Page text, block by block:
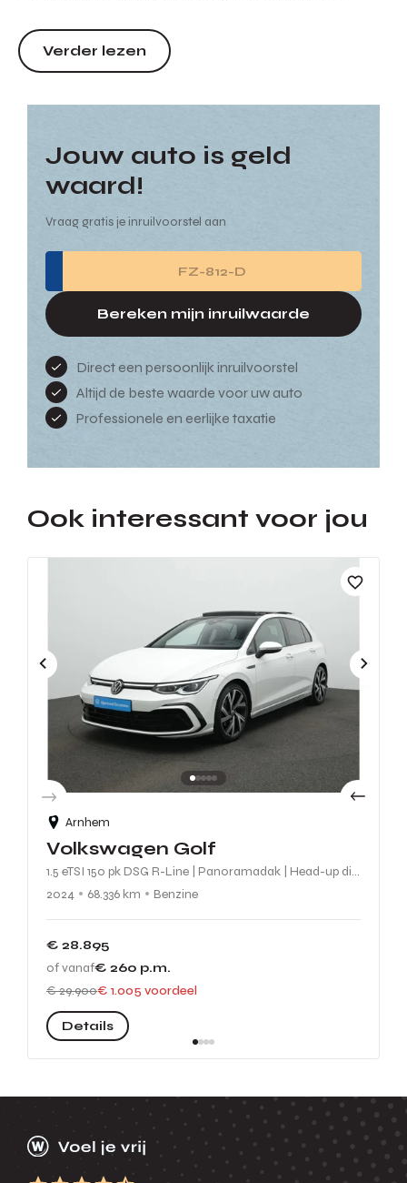
actueel mogelijk wordt weergegeven zijn wijzigin...
Verder lezen
Jouw auto is geld
waard!
Vraag gratis je inruilvoorstel aan
Bereken mijn inruilwaarde
Direct een persoonlijk inruilvoorstel
Altijd de beste waarde voor uw auto
Professionele en eerlijke taxatie
Ook interessant voor jou
Arnhem
Volkswagen Golf
1.5 eTSI 150 pk DSG R-Line | Panoramadak | Head-up display | Achteruitrijcamera | Stuur-/stoelverwarming
2024
68.336 km Benzine
€ 28.895
of vanaf€ 260 p.m.
€ 29.900€ 1.005 voordeel
Details